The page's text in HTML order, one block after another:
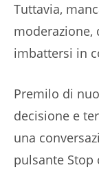
Tuttavia,
imbattersi in
Premilo di
decisione e
una
pulsante Stop